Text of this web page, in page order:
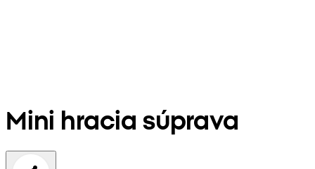
Mini hracia súprava